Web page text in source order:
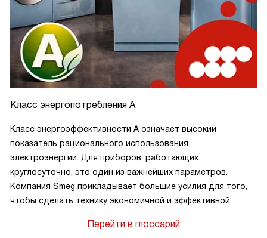
Класс энергопотребления А
Класс энергоэффективности А означает высокий
показатель рационального использования
электроэнергии. Для приборов, работающих
круглосуточно, это один из важнейших параметров.
Компания Smeg прикладывает большие усилия для того,
чтобы сделать технику экономичной и эффективной.
Перейти в глоссарий